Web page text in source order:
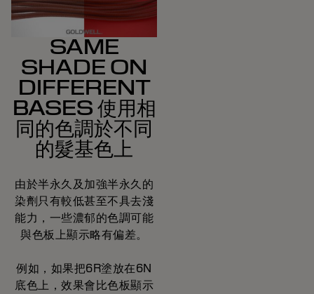
SAME
SHADE ON
DIFFERENT
BASES 使用相
同的色調於不同
的髮基色上
由於半永久及加強半永久的
染劑只有較低甚至不具去淺
能力，一些濃郁的色調可能
與色板上顯示略有偏差。
例如，如果把6R塗放在6N
底色上，效果會比色板顯示